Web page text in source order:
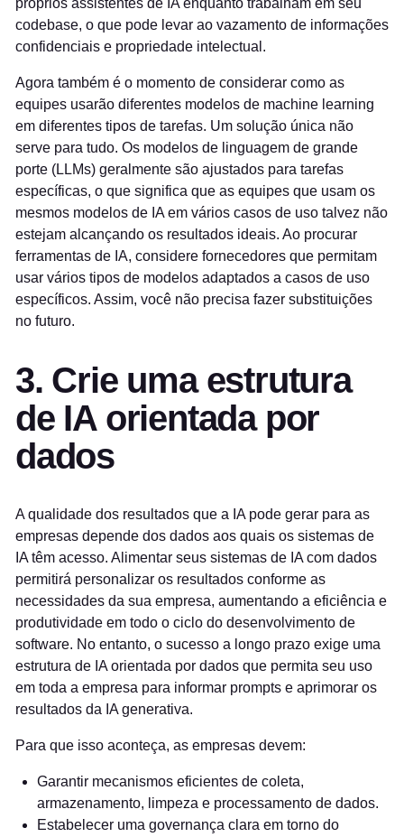
próprios assistentes de IA enquanto trabalham em seu
codebase, o que pode levar ao vazamento de informações
confidenciais e propriedade intelectual.
Agora também é o momento de considerar como as
equipes usarão diferentes modelos de machine learning
em diferentes tipos de tarefas. Um solução única não
serve para tudo. Os modelos de linguagem de grande
porte (LLMs) geralmente são ajustados para tarefas
específicas, o que significa que as equipes que usam os
mesmos modelos de IA em vários casos de uso talvez não
estejam alcançando os resultados ideais. Ao procurar
ferramentas de IA, considere fornecedores que permitam
usar vários tipos de modelos adaptados a casos de uso
específicos. Assim, você não precisa fazer substituições
no futuro.
3. Crie uma estrutura
de IA orientada por
dados
A qualidade dos resultados que a IA pode gerar para as
empresas depende dos dados aos quais os sistemas de
IA têm acesso. Alimentar seus sistemas de IA com dados
permitirá personalizar os resultados conforme as
necessidades da sua empresa, aumentando a eficiência e
produtividade em todo o ciclo do desenvolvimento de
software. No entanto, o sucesso a longo prazo exige uma
estrutura de IA orientada por dados que permita seu uso
em toda a empresa para informar prompts e aprimorar os
resultados da IA generativa.
Para que isso aconteça, as empresas devem:
Garantir mecanismos eficientes de coleta,
armazenamento, limpeza e processamento de dados.
Estabelecer uma governança clara em torno do